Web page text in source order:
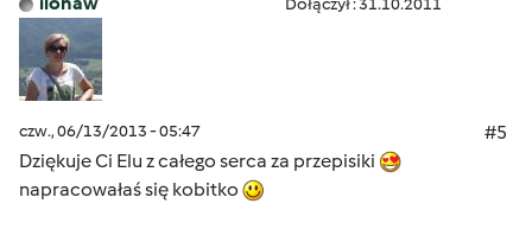
Dołączył : 31.10.2011
czw., 06/13/2013 - 05:47
#5
Dziękuje Ci Elu z całego serca za przepisiki
napracowałaś się kobitko